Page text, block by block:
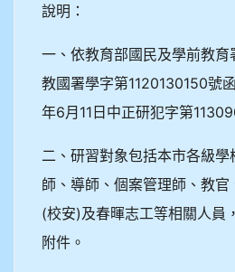
說明：
一、依教育部國民及學前教
教國署學字第1120130150號
年6月11日中正研犯字第
二、研習對象包括本市各級
師、導師、個案管理師、教
(校安)及春暉志工等相關人員
附件。